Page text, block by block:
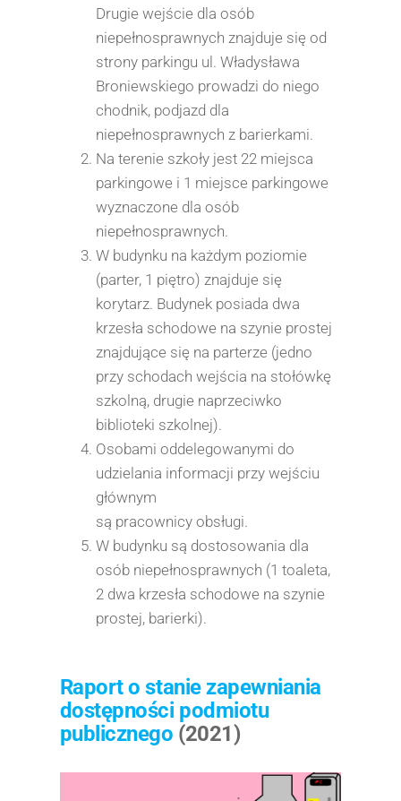
Drugie wejście dla osób
niepełnosprawnych znajduje się od
strony parkingu ul. Władysława
Broniewskiego prowadzi do niego
chodnik, podjazd dla
niepełnosprawnych z barierkami.
Na terenie szkoły jest 22 miejsca
parkingowe i 1 miejsce parkingowe
wyznaczone dla osób
niepełnosprawnych.
W budynku na każdym poziomie
(parter, 1 piętro) znajduje się
korytarz. Budynek posiada dwa
krzesła schodowe na szynie prostej
znajdujące się na parterze (jedno
przy schodach wejścia na stołówkę
szkolną, drugie naprzeciwko
biblioteki szkolnej).
Osobami oddelegowanymi do
udzielania informacji przy wejściu
głównym
są pracownicy obsługi.
W budynku są dostosowania dla
osób niepełnosprawnych (1 toaleta,
2 dwa krzesła schodowe na szynie
prostej, barierki).
Raport o stanie zapewniania
dostępności podmiotu
publicznego (2021)